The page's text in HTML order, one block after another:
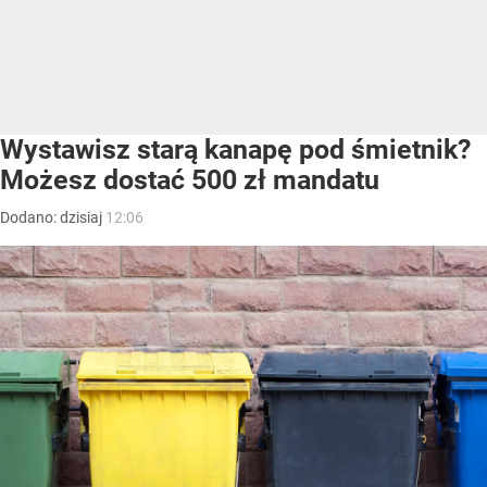
Wystawisz starą kanapę pod śmietnik?
Możesz dostać 500 zł mandatu
Dodano:dzisiaj 12:06